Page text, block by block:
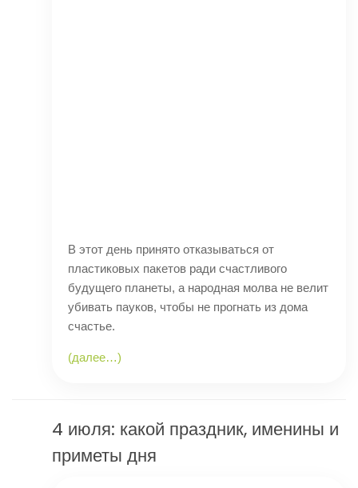
В этот день принято отказываться от
пластиковых пакетов ради счастливого
будущего планеты, а народная молва не велит
убивать пауков, чтобы не прогнать из дома
счастье.
(далее…)
4 июля: какой праздник, именины и
приметы дня